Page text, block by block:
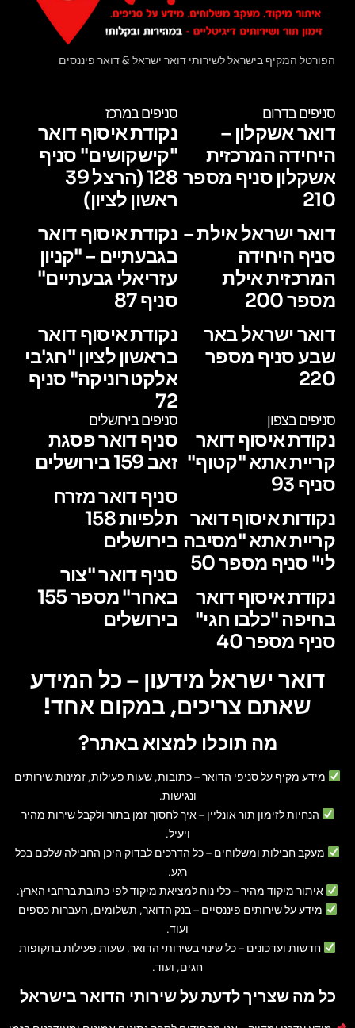
הפורטל המקיף בישראל לשירותי דואר ישראל & דואר פיננסים
סניפים בדרום
דואר אשקלון –
היחידה המרכזית
אשקלון סניף מספר
210
דואר ישראל אילת –
סניף היחידה
המרכזית אילת
מספר 200
דואר ישראל באר
שבע סניף מספר
220
סניפים במרכז
נקודת איסוף דואר
"קישקושים" סניף
128 (הרצל 39
ראשון לציון)
נקודת איסוף דואר
בגבעתיים – "קניון
עזריאלי גבעתיים"
סניף 87
נקודת איסוף דואר
בראשון לציון "חג'בי
אלקטרוניקה" סניף
72
סניפים בצפון
נקודת איסוף דואר
קריית אתא "קטוף"
סניף 93
נקודות איסוף דואר
קריית אתא "מסיבה
לי" סניף מספר 50
נקודת איסוף דואר
בחיפה "כלבו חגי"
סניף מספר 40
סניפים בירושלים
סניף דואר פסגת
זאב 159 בירושלים
סניף דואר מזרח
תלפיות 158
בירושלים
סניף דואר "צור
באחר" מספר 155
בירושלים
דואר ישראל מידעון – כל המידע
שאתם צריכים, במקום אחד!
מה תוכלו למצוא באתר?
מידע מקיף על סניפי הדואר– כתובות, שעות פעילות, זמינות שירותים
ונגישות.
הנחיות לזימון תור אונליין – איך לחסוך זמן בתור ולקבל שירות מהיר
ויעיל.
מעקב חבילות ומשלוחים – כל הדרכים לבדוק היכן החבילה שלכם בכל
רגע.
איתור מיקוד מהיר– כלי נוח למציאת מיקוד לפי כתובת ברחבי הארץ.
מידע על שירותים פיננסיים – בנק הדואר, תשלומים, העברות כספים
ועוד.
חדשות ועדכונים – כל שינוי בשירותי הדואר, שעות פעילות בתקופות
חגים, ועוד.
כל מה שצריך לדעת על שירותי הדואר בישראל